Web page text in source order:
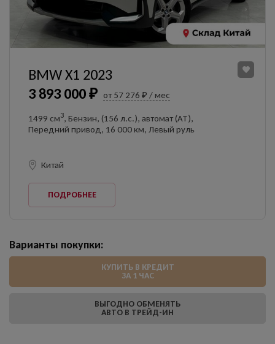
3 893 000 ₽ от 57 276 ₽ / мес
BMW X1 2023
1499 см3, Бензин, (156 л.с.), автомат (AT),
Передний привод, 16 000 км, Левый руль
Китай
ПОДРОБНЕЕ
Варианты покупки:
КУПИТЬ В КРЕДИТ
ЗА 1 ЧАС
ВЫГОДНО ОБМЕНЯТЬ
АВТО В ТРЕЙД-ИН